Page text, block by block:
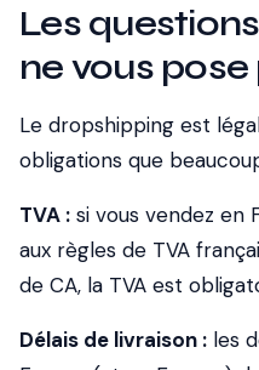
Les
ne vous
Le dropshipping est
obligations que
TVA : si vous vendez en
aux règles de TVA
de CA, la TVA est
Délais de livraison : les